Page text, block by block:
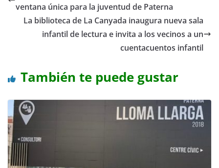
ventana única para la juventud de Paterna
La biblioteca de La Canyada inaugura nueva sala
infantil de lectura e invita a los vecinos a un
cuentacuentos infantil
También te puede gustar